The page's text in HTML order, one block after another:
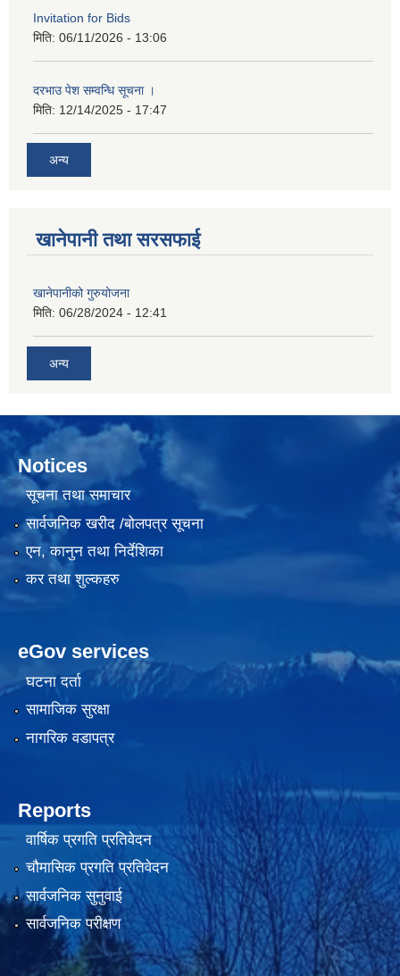
Invitation for Bids
मिति: 06/11/2026 - 13:06
दरभाउ पेश सम्वन्धि सूचना ।
मिति: 12/14/2025 - 17:47
अन्य
खानेपानी तथा सरसफाई
खानेपानीको गुरुयोजना
मिति: 06/28/2024 - 12:41
अन्य
Notices
सूचना तथा समाचार
सार्वजनिक खरीद /बोलपत्र सूचना
एन, कानुन तथा निर्देशिका
कर तथा शुल्कहरु
eGov services
घटना दर्ता
सामाजिक सुरक्षा
नागरिक वडापत्र
Reports
वार्षिक प्रगति प्रतिवेदन
चौमासिक प्रगति प्रतिवेदन
सार्वजनिक सुनुवाई
सार्वजनिक परीक्षण